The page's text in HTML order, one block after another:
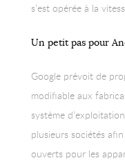
s’est opérée à la
Un petit pas pour
Google prévoit de
modifiable aux
système
plusieurs sociétés
ouverts pour les